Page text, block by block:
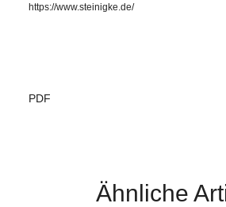
https://www.steinigke.de/
PDF
Ähnliche